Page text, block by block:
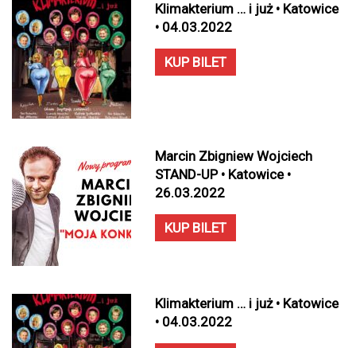
Klimakterium … i już • Katowice
• 04.03.2022
KUP BILET
Marcin Zbigniew Wojciech
STAND-UP • Katowice •
26.03.2022
KUP BILET
Klimakterium … i już • Katowice
• 04.03.2022